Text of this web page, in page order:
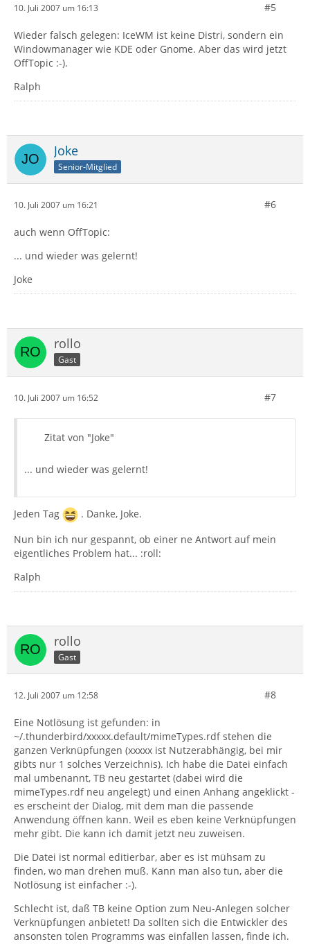
10. Juli 2007 um 16:13 #5
Wieder falsch gelegen: IceWM ist keine Distri, sondern ein
Windowmanager wie KDE oder Gnome. Aber das wird jetzt
OffTopic :-).
Ralph
Joke
Senior-Mitglied
10. Juli 2007 um 16:21 #6
auch wenn OffTopic:
... und wieder was gelernt!
Joke
rollo
Gast
10. Juli 2007 um 16:52 #7
Zitat von "Joke"
... und wieder was gelernt!
Jeden Tag
. Danke, Joke.
Nun bin ich nur gespannt, ob einer ne Antwort auf mein
eigentliches Problem hat... :roll:
Ralph
rollo
Gast
12. Juli 2007 um 12:58 #8
Eine Notlösung ist gefunden: in
~/.thunderbird/xxxxx.default/mimeTypes.rdf stehen die
ganzen Verknüpfungen (xxxxx ist Nutzerabhängig, bei mir
gibts nur 1 solches Verzeichnis). Ich habe die Datei einfach
mal umbenannt, TB neu gestartet (dabei wird die
mimeTypes.rdf neu angelegt) und einen Anhang angeklickt -
es erscheint der Dialog, mit dem man die passende
Anwendung öffnen kann. Weil es eben keine Verknüpfungen
mehr gibt. Die kann ich damit jetzt neu zuweisen.
Die Datei ist normal editierbar, aber es ist mühsam zu
finden, wo man drehen muß. Kann man also tun, aber die
Notlösung ist einfacher :-).
Schlecht ist, daß TB keine Option zum Neu-Anlegen solcher
Verknüpfungen anbietet! Da sollten sich die Entwickler des
ansonsten tolen Programms was einfallen lassen, finde ich.